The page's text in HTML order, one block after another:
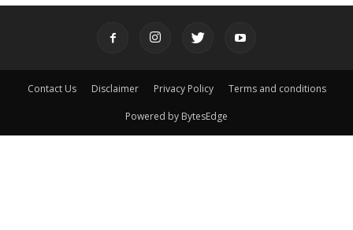
Contact Us Disclaimer Privacy Policy Terms and conditions
Powered by BytesEdge